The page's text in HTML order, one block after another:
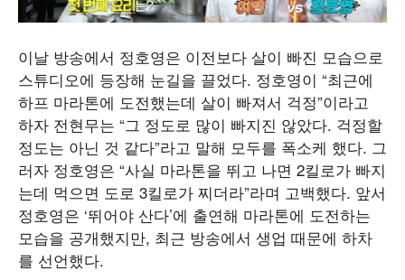
이날 방송에서 정호영은 이전보다 살이 빠진 모습으로
스튜디오에 등장해 눈길을 끌었다. 정호영이 “최근에
하프 마라톤에 도전했는데 살이 빠져서 걱정”이라고
하자 전현무는 “그 정도로 많이 빠지진 않았다. 걱정할
정도는 아닌 것 같다”라고 말해 모두를 폭소케 했다. 그
러자 정호영은 “사실 마라톤을 뛰고 나면 2킬로가 빠지
는데 먹으면 도로 3킬로가 찌더라”라며 고백했다. 앞서
정호영은 ‘뛰어야 산다’에 출연해 마라톤에 도전하는
모습을 공개했지만, 최근 방송에서 생업 때문에 하차
를 선언했다.